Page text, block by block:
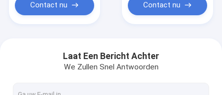
Contact nu Contact nu
Laat Een Bericht Achter
We Zullen Snel Antwoorden